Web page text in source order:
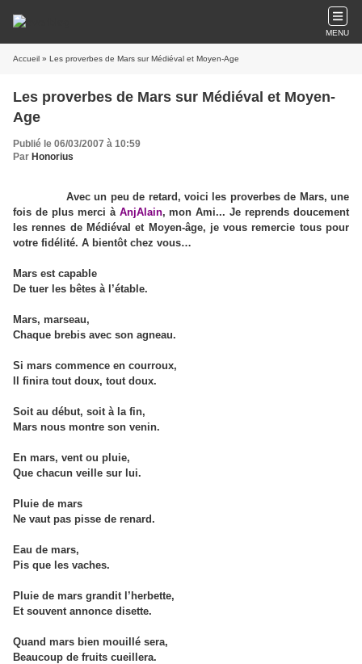
MENU
Accueil » Les proverbes de Mars sur Médiéval et Moyen-Age
Les proverbes de Mars sur Médiéval et Moyen-
Age
Publié le 06/03/2007 à 10:59
Par Honorius
Avec un peu de retard, voici les proverbes de Mars, une
fois de plus merci à AnjAlain, mon Ami... Je reprends doucement
les rennes de Médiéval et Moyen-âge, je vous remercie tous pour
votre fidélité. A bientôt chez vous…
Mars est capable
De tuer les bêtes à l’étable.
Mars, marseau,
Chaque brebis avec son agneau.
Si mars commence en courroux,
Il finira tout doux, tout doux.
Soit au début, soit à la fin,
Mars nous montre son venin.
En mars, vent ou pluie,
Que chacun veille sur lui.
Pluie de mars
Ne vaut pas pisse de renard.
Eau de mars,
Pis que les vaches.
Pluie de mars grandit l’herbette,
Et souvent annonce disette.
Quand mars bien mouillé sera,
Beaucoup de fruits cueillera.